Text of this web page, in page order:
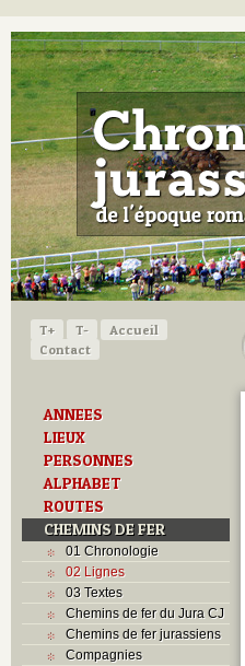
T+ T-
Accueil
Contact
ANNEES
LIEUX
PERSONNES
ALPHABET
ROUTES
CHEMINS DE FER
01 Chronologie
02 Lignes
03 Textes
Chemins de fer du Jura CJ
Chemins de fer jurassiens
Compagnies